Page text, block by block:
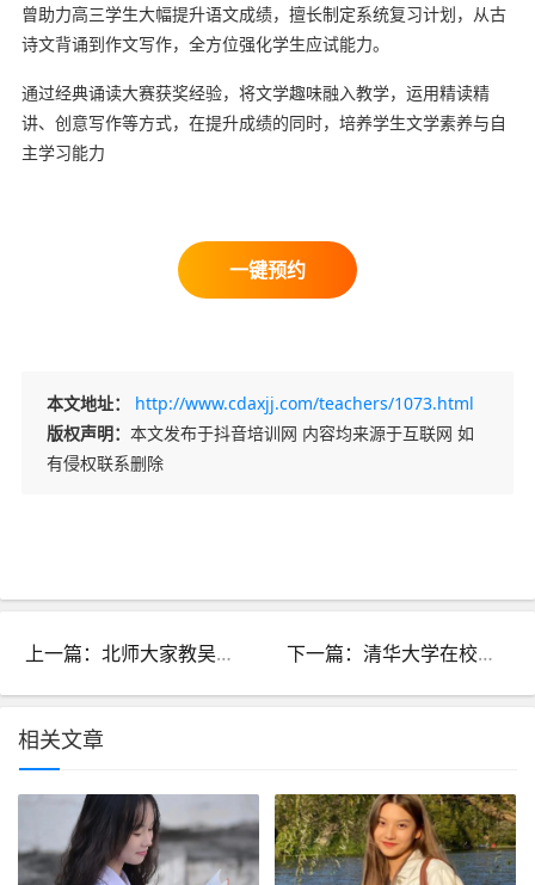
曾助力高三学生大幅提升语文成绩，擅长制定系统复习计划，从古
诗文背诵到作文写作，全方位强化学生应试能力。
通过经典诵读大赛获奖经验，将文学趣味融入教学，运用精读精
讲、创意写作等方式，在提升成绩的同时，培养学生文学素养与自
主学习能力
本文地址：
http://www.cdaxjj.com/teachers/1073.html
版权声明： 本文发布于抖音培训网 内容均来源于互联网 如
有侵权联系删除
上一篇：北师大家教吴老师19668 下一篇：清华大学在校大学生家教陈老师19670
相关文章